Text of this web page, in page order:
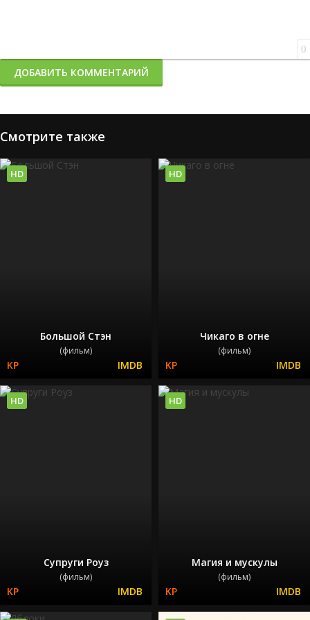
0
ДОБАВИТЬ КОММЕНТАРИЙ
Смотрите также
Большой Стэн
(фильм)
HD
Чикаго в огне
(фильм)
HD
Супруги Роуз
(фильм)
HD
Магия и мускулы
(фильм)
HD